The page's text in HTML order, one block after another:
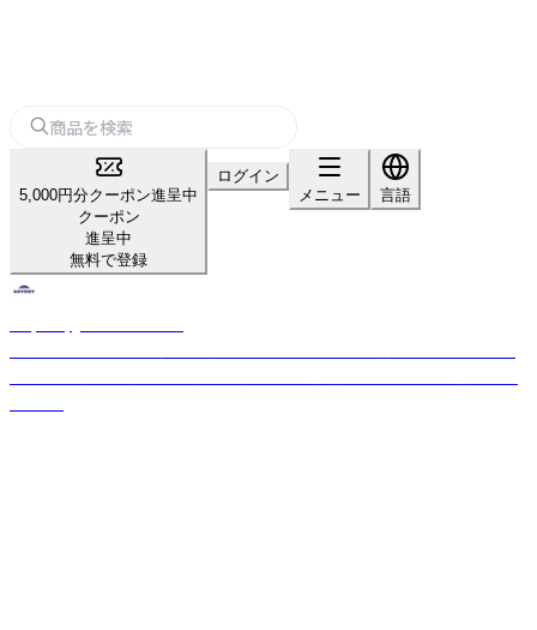
5,000円分クーポン進呈中
クーポン
進呈中
無料で登録
ログイン
メニュー
言語